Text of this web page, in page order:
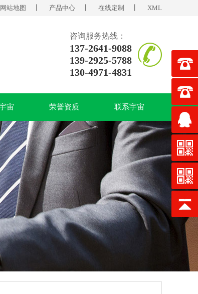
网站地图 产品中心 在线定制 XML
咨询服务热线：
137-2641-9088
139-2925-5788
130-4971-4831
宙 荣誉资质 联系宇宙